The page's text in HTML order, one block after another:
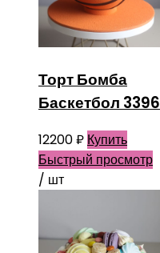
Торт Бомба
Баскетбол 3396
12200₽ Купить
Быстрый просмотр
/ шт